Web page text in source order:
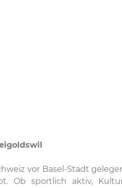
vor Basel-Stadt
Ob sportlich aktiv,